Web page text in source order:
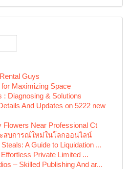
Guys
for Maximizing Space
: Diagnosing & Solutions
And Updates on 5222 new
Flowers Near Professional Ct
สบการณ์ใหม่ในโลกออนไลน์
A Guide to Liquidation ...
Private Limited ...
– Skilled Publishing And ar...